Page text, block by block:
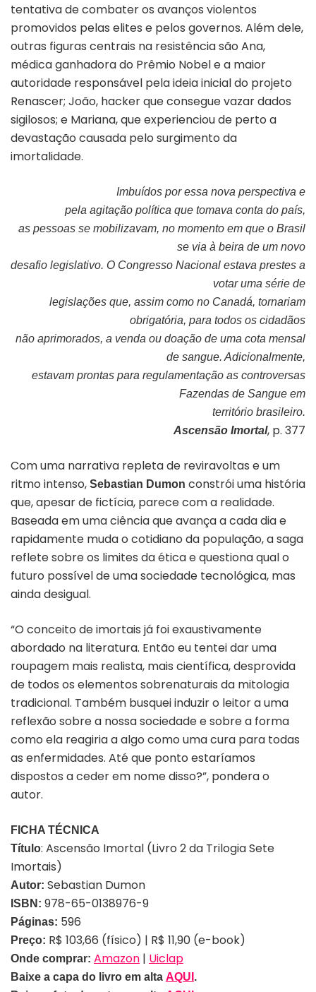
tentativa de combater os avanços violentos
promovidos pelas elites e pelos governos. Além dele,
outras figuras centrais na resistência são Ana,
médica ganhadora do Prêmio Nobel e a maior
autoridade responsável pela ideia inicial do projeto
Renascer; João, hacker que consegue vazar dados
sigilosos; e Mariana, que experienciou de perto a
devastação causada pelo surgimento da
imortalidade.
Imbuídos por essa nova perspectiva e
pela agitação política que tomava conta do país,
as pessoas se mobilizavam, no momento em que o Brasil
se via à beira de um novo
desafio legislativo. O Congresso Nacional estava prestes a
votar uma série de
legislações que, assim como no Canadá, tornariam
obrigatória, para todos os cidadãos
não aprimorados, a venda ou doação de uma cota mensal
de sangue. Adicionalmente,
estavam prontas para regulamentação as controversas
Fazendas de Sangue em
território brasileiro.
Ascensão Imortal, p. 377
Com uma narrativa repleta de reviravoltas e um
ritmo intenso, Sebastian Dumon constrói uma história
que, apesar de fictícia, parece com a realidade.
Baseada em uma ciência que avança a cada dia e
rapidamente muda o cotidiano da população, a saga
reflete sobre os limites da ética e questiona qual o
futuro possível de uma sociedade tecnológica, mas
ainda desigual.
“O conceito de imortais já foi exaustivamente
abordado na literatura. Então eu tentei dar uma
roupagem mais realista, mais científica, desprovida
de todos os elementos sobrenaturais da mitologia
tradicional. Também busquei induzir o leitor a uma
reflexão sobre a nossa sociedade e sobre a forma
como ela reagiria a algo como uma cura para todas
as enfermidades. Até que ponto estaríamos
dispostos a ceder em nome disso?”, pondera o
autor.
FICHA TÉCNICA
Título: Ascensão Imortal (Livro 2 da Trilogia Sete
Imortais)
Autor: Sebastian Dumon
ISBN: 978-65-0138976-9
Páginas: 596
Preço: R$ 103,66 (físico) | R$ 11,90 (e-book)
Onde comprar: Amazon | Uiclap
Baixe a capa do livro em alta AQUI .